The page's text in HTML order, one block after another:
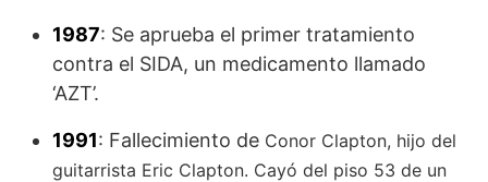
1987: Se aprueba el primer tratamiento
contra el SIDA, un medicamento llamado
‘AZT’.
1991: Fallecimiento de Conor Clapton, hijo del
guitarrista Eric Clapton. Cayó del piso 53 de un